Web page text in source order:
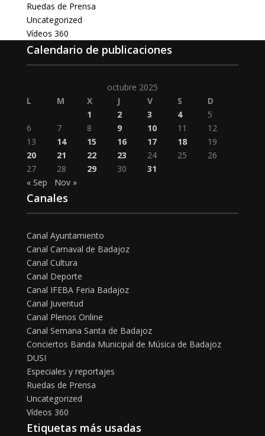
Ruedas de Prensa
Uncategorized
Vídeos 360
Calendario de publicaciones
octubre 2025
L
M X J V S
D
1
2 3 4
5
6
7 8 9 10 11
12
13
14 15 16 17 18
19
20
21 22 23 24 25
26
27
28 29 30
31
« Sep
Nov »
Canales
Canal Ayuntamiento
Canal Carnaval de Badajoz
Canal Cultura
Canal Deporte
Canal IFEBA Feria Badajoz
Canal Juventud
Canal Plenos Online
Canal Semana Santa de Badajoz
Conciertos Banda Municipal de Música de Badajoz
DUSI
Especiales y reportajes
Ruedas de Prensa
Uncategorized
Vídeos 360
Etiquetas más usadas